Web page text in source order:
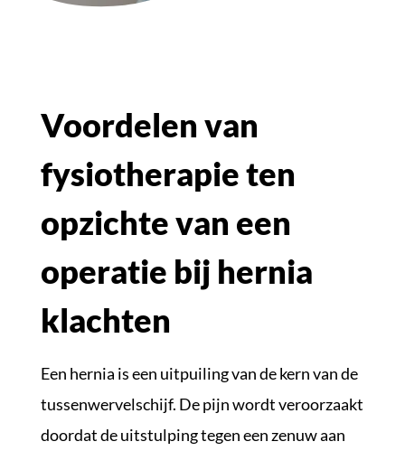
Voordelen van
fysiotherapie ten
opzichte van een
operatie bij hernia
klachten
Een hernia is een uitpuiling van de kern van de
tussenwervelschijf. De pijn wordt veroorzaakt
doordat de uitstulping tegen een zenuw aan